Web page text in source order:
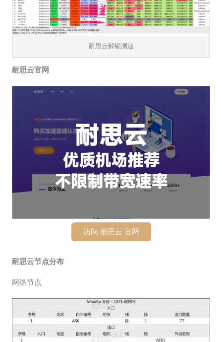
耐思云解锁测速
耐思云官网
访问 耐思云 官网
耐思云节点分布
网络节点